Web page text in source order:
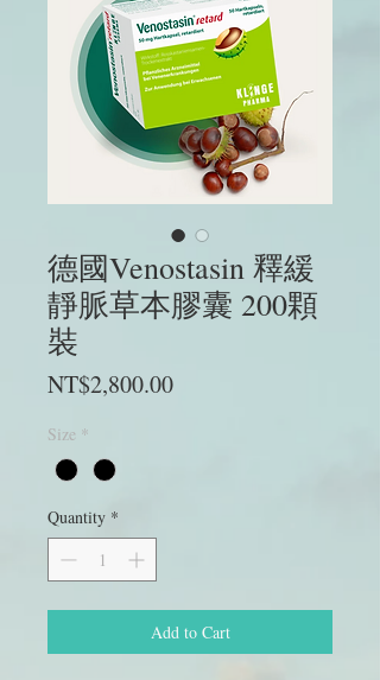
德國Venostasin 釋緩
靜脈草本膠囊 200顆
裝
NT$2,800.00Price
Size *
Quantity *
Add to Cart